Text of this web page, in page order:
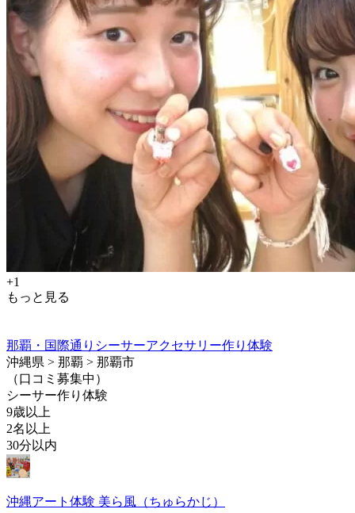
+1
もっと見る
那覇・国際通りシーサーアクセサリー作り体験
沖縄県 > 那覇 > 那覇市
（口コミ募集中）
シーサー作り体験
9歳以上
2名以上
30分以内
沖縄アート体験 美ら風（ちゅらかじ）